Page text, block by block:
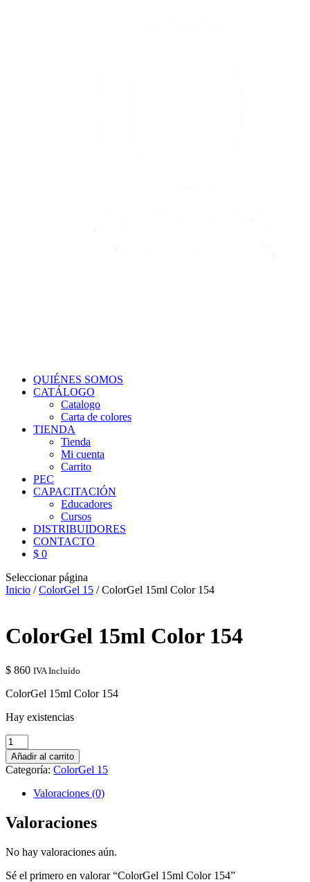
QUIÉNES SOMOS
CATÁLOGO
Catalogo
Carta de colores
TIENDA
Tienda
Mi cuenta
Carrito
PEC
CAPACITACIÓN
Educadores
Cursos
DISTRIBUIDORES
CONTACTO
$ 0
Seleccionar página
Inicio /ColorGel 15 / ColorGel 15ml Color 154
ColorGel 15ml Color 154
$ 860 IVA Incluído
ColorGel 15ml Color 154
Hay existencias
ColorGel
15ml
Color
154
cantidad
Añadir al carrito
Categoría: ColorGel 15
Valoraciones (0)
Valoraciones
No hay valoraciones aún.
Sé el primero en valorar “ColorGel 15ml Color 154”